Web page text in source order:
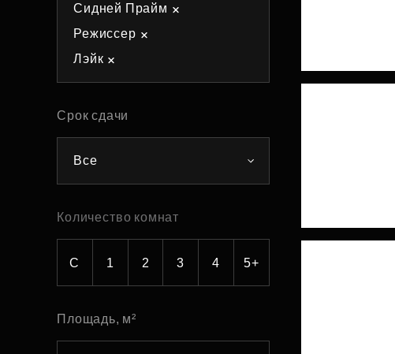
Сидней Прайм
Режиссер
Лэйк
Срок сдачи
Все
Количество комнат
С 1 2 3 4 5+
Площадь, м²